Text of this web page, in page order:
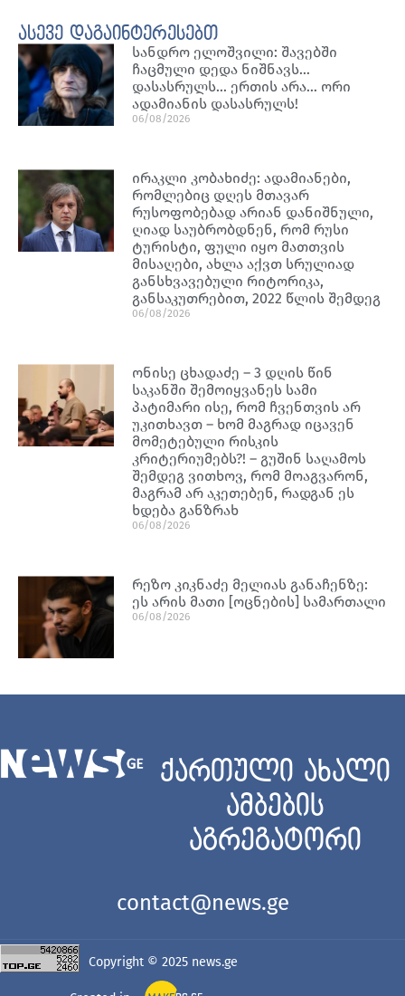
ასევე დაგაინტერესებთ
სანდრო ელოშვილი: შავებში
ჩაცმული დედა ნიშნავს…
დასასრულს… ერთის არა… ორი
ადამიანის დასასრულს!
06/08/2026
ირაკლი კობახიძე: ადამიანები,
რომლებიც დღეს მთავარ
რუსოფობებად არიან დანიშნული,
ღიად საუბრობდნენ, რომ რუსი
ტურისტი, ფული იყო მათთვის
მისაღები, ახლა აქვთ სრულიად
განსხვავებული რიტორიკა,
განსაკუთრებით, 2022 წლის შემდეგ
06/08/2026
ონისე ცხადაძე – 3 დღის წინ
საკანში შემოიყვანეს სამი
პატიმარი ისე, რომ ჩვენთვის არ
უკითხავთ – ხომ მაგრად იცავენ
მომეტებული რისკის
კრიტერიუმებს?! – გუშინ საღამოს
შემდეგ ვითხოვ, რომ მოაგვარონ,
მაგრამ არ აკეთებენ, რადგან ეს
ხდება განზრახ
06/08/2026
რეზო კიკნაძე მელიას განაჩენზე:
ეს არის მათი [ოცნების] სამართალი
06/08/2026
ქართული ახალი
ამბების
აგრეგატორი
contact@news.ge
Copyright © 2025 news.ge